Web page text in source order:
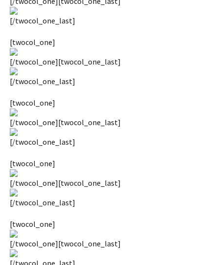
[/twocol_one_last]
[twocol_one]
[/twocol_one][twocol_one_last]
[/twocol_one_last]
[twocol_one]
[/twocol_one][twocol_one_last]
[/twocol_one_last]
[twocol_one]
[/twocol_one][twocol_one_last]
[/twocol_one_last]
[twocol_one]
[/twocol_one][twocol_one_last]
[/twocol_one_last]